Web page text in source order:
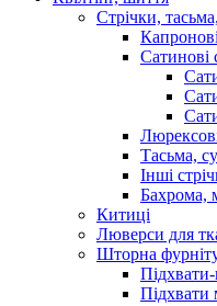
Стрічки,
Сатинові
Тасьма,
Інші
Бахрома,
Китиці
Люверси для
Шторна
Підхвати-
Підхвати